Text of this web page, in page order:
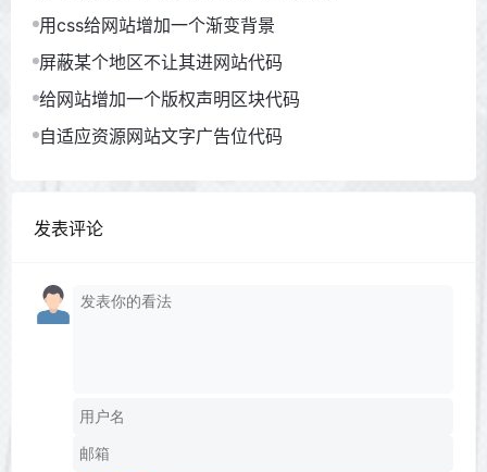
用css给网站增加一个渐变背景
屏蔽某个地区不让其进网站代码
给网站增加一个版权声明区块代码
自适应资源网站文字广告位代码
发表评论